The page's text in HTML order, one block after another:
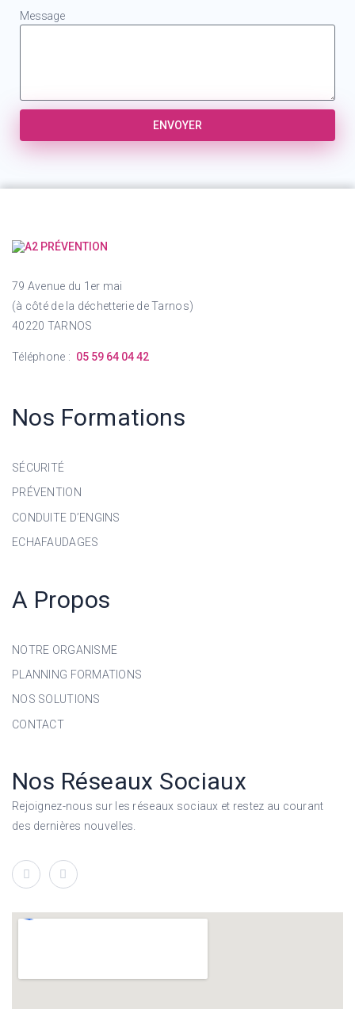
Message
ENVOYER
79 Avenue du 1er mai
(à côté de la déchetterie de Tarnos)
40220 TARNOS
Téléphone : 05 59 64 04 42
Nos Formations
SÉCURITÉ
PRÉVENTION
CONDUITE D’ENGINS
ECHAFAUDAGES
A Propos
NOTRE ORGANISME
PLANNING FORMATIONS
NOS SOLUTIONS
CONTACT
Nos Réseaux Sociaux
Rejoignez-nous sur les réseaux sociaux et restez au courant
des dernières nouvelles.